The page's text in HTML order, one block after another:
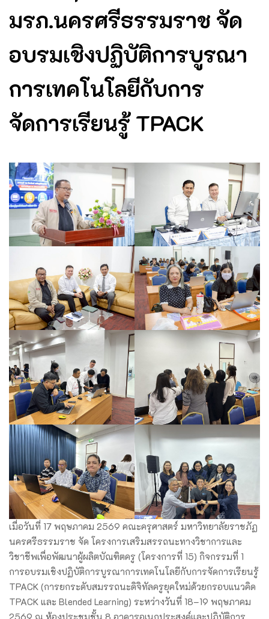
มรภ.นครศรีธรรมราช จัด
อบรมเชิงปฏิบัติการบูรณา
การเทคโนโลยีกับการ
จัดการเรียนรู้ TPACK
เมื่อวันที่ 17 พฤษภาคม 2569 คณะครุศาสตร์ มหาวิทยาลัยราชภัฏ
นครศรีธรรมราช จัด โครงการเสริมสรรถนะทางวิชาการและ
วิชาชีพเพื่อพัฒนาผู้ผลิตบัณฑิตครู (โครงการที่ 15) กิจกรรมที่ 1
การอบรมเชิงปฏิบัติการบูรณาการเทคโนโลยีกับการจัดการเรียนรู้
TPACK (การยกระดับสมรรถนะดิจิทัลครูยุคใหม่ด้วยกรอบแนวคิด
TPACK และ Blended Learning) ระหว่างวันที่ 18–19 พฤษภาคม
2569 ณ ห้องประชุมชั้น 8 อาคารอเนกประสงค์และปฏิบัติการ